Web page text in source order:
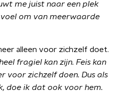
me juist naar een plek
om van meerwaarde
alleen voor zichzelf doet.
fragiel kan zijn. Feis kan
voor zichzelf doen. Dus als
doe ik dat ook voor hem.